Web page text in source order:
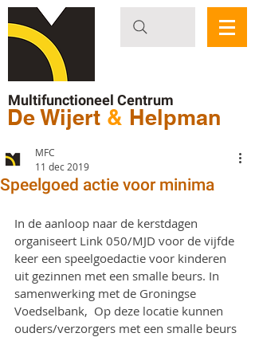
Multifunctioneel Centrum
De Wijert & Helpman
Speelgoed actie voor minima
MFC
11 dec 2019
In de aanloop naar de kerstdagen
organiseert Link 050/MJD voor de vijfde
keer een speelgoedactie voor kinderen
uit gezinnen met een smalle beurs. In
samenwerking met de Groningse
Voedselbank,  Op deze locatie kunnen
ouders/verzorgers met een smalle beurs